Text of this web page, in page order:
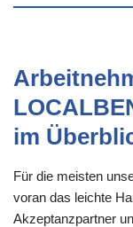
im
Für die meisten
voran das leichte
Akzeptanzpartner